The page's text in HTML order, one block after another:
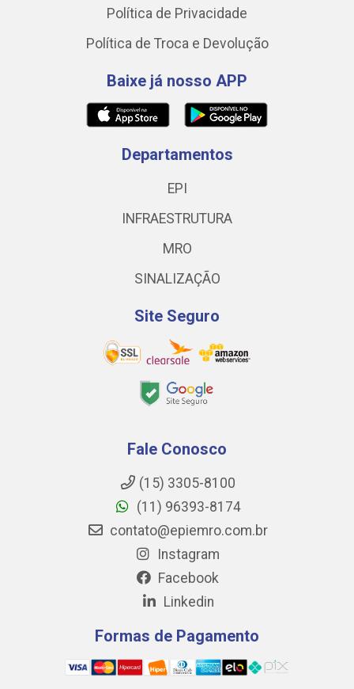
Política de Privacidade
Política de Troca e Devolução
Baixe já nosso APP
Departamentos
EPI
INFRAESTRUTURA
MRO
SINALIZAÇÃO
Site Seguro
Fale Conosco
(15) 3305-8100
(11) 96393-8174
contato@epiemro.com.br
Instagram
Facebook
Linkedin
Formas de Pagamento